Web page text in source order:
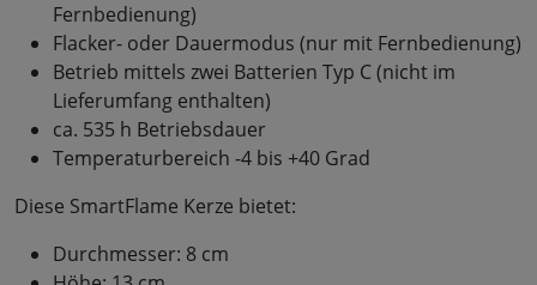
Fernbedienung)
Flacker- oder Dauermodus (nur mit Fernbedienung)
Betrieb mittels zwei Batterien Typ C (nicht im
Lieferumfang enthalten)
ca. 535 h Betriebsdauer
Temperaturbereich -4 bis +40 Grad
Diese SmartFlame Kerze bietet:
Durchmesser: 8 cm